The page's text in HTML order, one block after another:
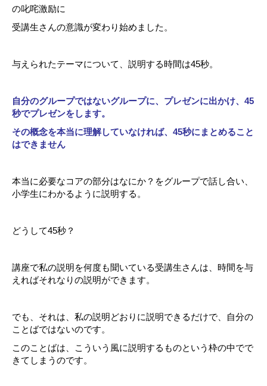
の叱咤激励に
受講生さんの意識が変わり始めました。
与えられたテーマについて、説明する時間は45秒。
自分のグループではないグループに、プレゼンに出かけ、45
秒でプレゼンをします。
その概念を本当に理解していなければ、45秒にまとめること
はできません
本当に必要なコアの部分はなにか？をグループで話し合い、
小学生にわかるように説明する。
どうして45秒？
講座で私の説明を何度も聞いている受講生さんは、時間を与
えればそれなりの説明ができます。
でも、それは、私の説明どおりに説明できるだけで、自分の
ことばではないのです。
このことばは、こういう風に説明するものという枠の中でで
きてしまうのです。